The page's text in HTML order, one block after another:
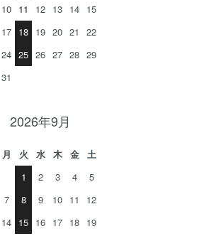
10 11 12 13 14 15
17 18 19 20 21
22
24 25 26 27 28 29
31
2026年9月
月 火 水 木 金
土
1
2 3 4
5
7 8 9 10 11
12
14 15 16 17 18 19